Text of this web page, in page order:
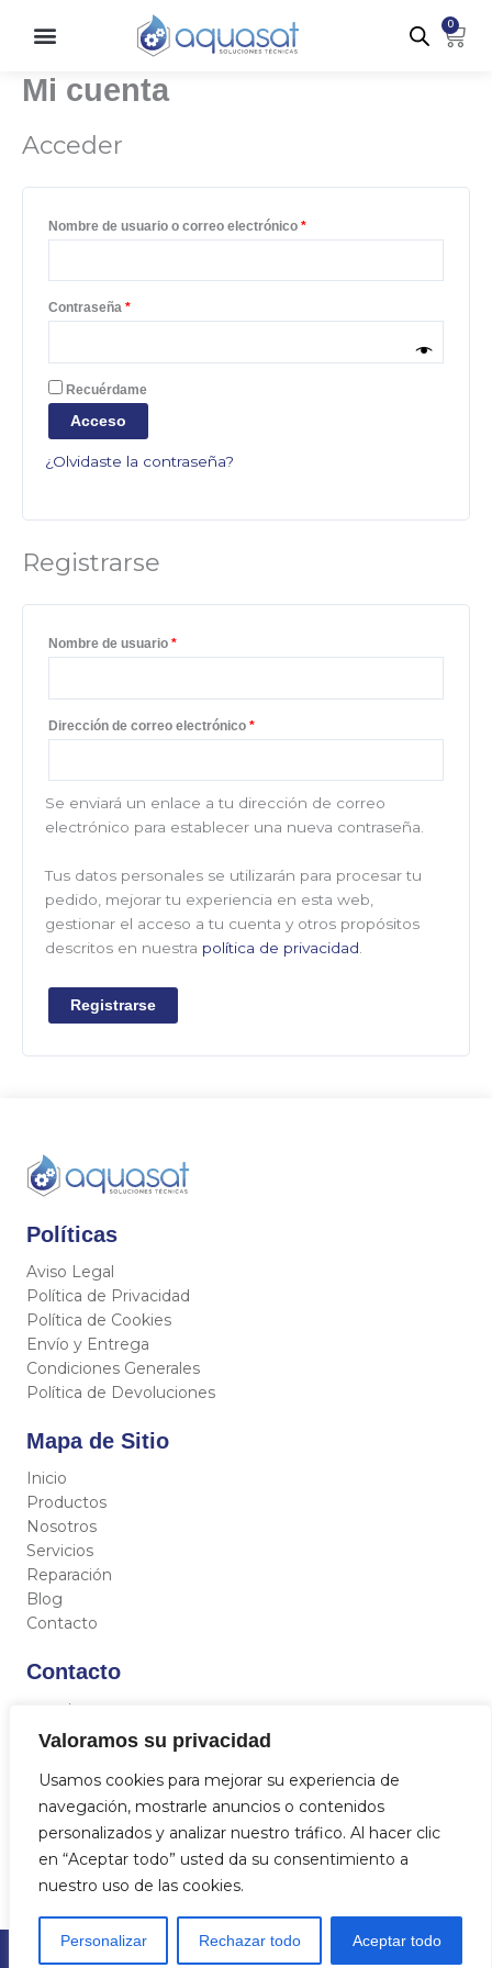
Valoramos su privacidad
Usamos cookies para mejorar su experiencia de
navegación, mostrarle anuncios o contenidos
personalizados y analizar nuestro tráfico. Al hacer clic
en “Aceptar todo” usted da su consentimiento a
nuestro uso de las cookies.
Personalizar Rechazar todo Aceptar todo
0
Mi cuenta
Acceder
Nombre de usuario o correo electrónico *
Contraseña *
Obligatorio
Recuérdame
Acceso
¿Olvidaste la contraseña?
Registrarse
Nombre de usuario *
Dirección de correo electrónico *
Se enviará un enlace a tu dirección de correo
electrónico para establecer una nueva contraseña.
Tus datos personales se utilizarán para procesar tu
pedido, mejorar tu experiencia en esta web,
gestionar el acceso a tu cuenta y otros propósitos
descritos en nuestra política de privacidad.
Registrarse
Políticas
Aviso Legal
Política de Privacidad
Política de Cookies
Envío y Entrega
Condiciones Generales
Política de Devoluciones
Mapa de Sitio
Inicio
Productos
Nosotros
Servicios
Reparación
Blog
Contacto
Contacto
C/ Miguel Hernández 12, 46717 - La Font d’En Carròs
(Valencia)
684 712 329
info@aquasat.es